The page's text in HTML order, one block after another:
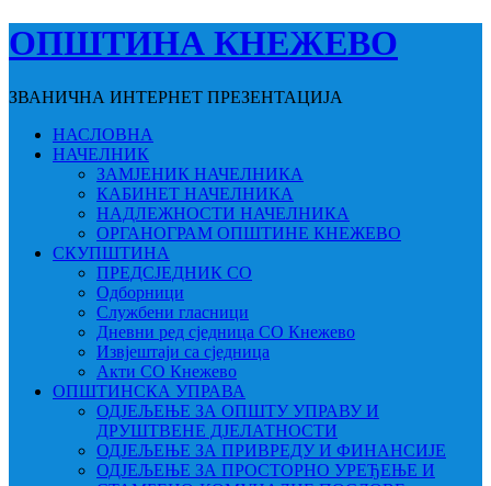
ОПШТИНА КНЕЖЕВО
ЗВАНИЧНА ИНТЕРНЕТ ПРЕЗЕНТАЦИЈА
НАСЛОВНА
НАЧЕЛНИК
ЗАМЈЕНИК НАЧЕЛНИКА
КАБИНЕТ НАЧЕЛНИКА
НАДЛЕЖНОСТИ НАЧЕЛНИКА
ОРГАНОГРАМ ОПШТИНЕ КНЕЖЕВО
СКУПШТИНА
ПРЕДСЈЕДНИК СО
Одборници
Службени гласници
Дневни ред сједница СО Кнежево
Извјештаји са сједница
Акти СО Кнежево
ОПШТИНСКА УПРАВА
ОДЈЕЉЕЊЕ ЗА ОПШТУ УПРАВУ И
ДРУШТВЕНЕ ДЈЕЛАТНОСТИ
ОДЈЕЉЕЊЕ ЗА ПРИВРЕДУ И ФИНАНСИЈЕ
ОДЈЕЉЕЊЕ ЗА ПРОСТОРНО УРЕЂЕЊЕ И